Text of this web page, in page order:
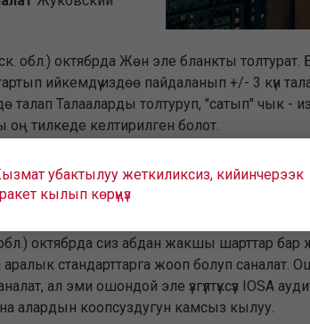
обл.) октябрда Жөн эле бланкты
ийкемдүү издөө пайдаланып +/- 3 күн
талап Талааларды толтуруп, "сатып"
тилкеде келтирилген болот.
көз каранды болот Жуковский (Моск.
октябрда сиз абдан жакшы шарттар бар
стандарттарга жооп болуп саналат.
ал эми ошондой эле үзгүлтүксүз IOSA
алардын коопсуздугун камсыз кылуу.
убактылуу жеткиликсиз, кийинчерээк
кылып көрүңүз